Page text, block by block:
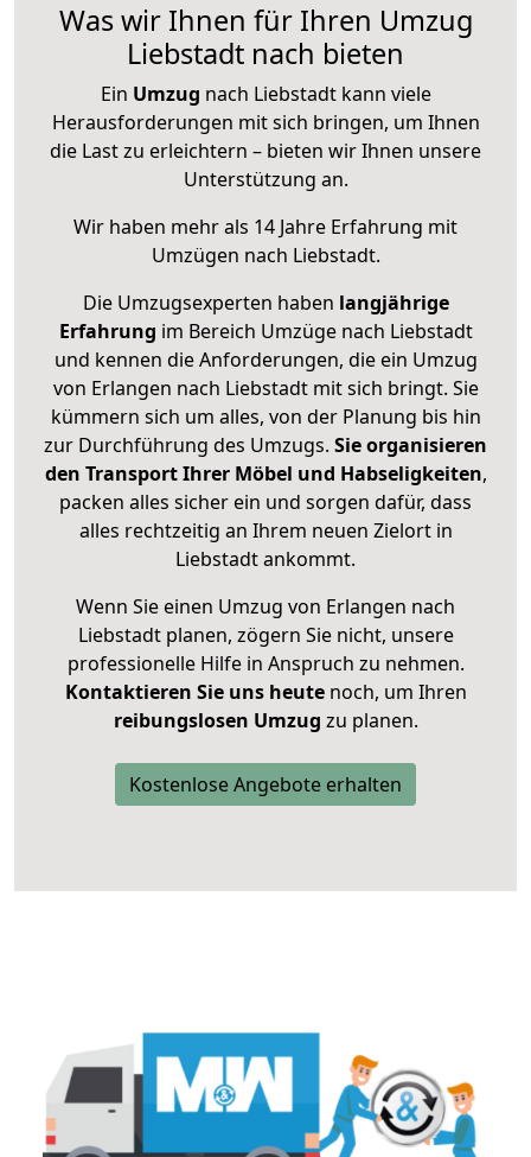
Was wir Ihnen für Ihren Umzug
Liebstadt nach bieten
Ein Umzug nach Liebstadt kann viele
Herausforderungen mit sich bringen, um Ihnen
die Last zu erleichtern – bieten wir Ihnen unsere
Unterstützung an.
Wir haben mehr als 14 Jahre Erfahrung mit
Umzügen nach Liebstadt.
Die Umzugsexperten haben langjährige
Erfahrung im Bereich Umzüge nach Liebstadt
und kennen die Anforderungen, die ein Umzug
von Erlangen nach Liebstadt mit sich bringt. Sie
kümmern sich um alles, von der Planung bis hin
zur Durchführung des Umzugs. Sie organisieren
den Transport Ihrer Möbel und Habseligkeiten,
packen alles sicher ein und sorgen dafür, dass
alles rechtzeitig an Ihrem neuen Zielort in
Liebstadt ankommt.
Wenn Sie einen Umzug von Erlangen nach
Liebstadt planen, zögern Sie nicht, unsere
professionelle Hilfe in Anspruch zu nehmen.
Kontaktieren Sie uns heutenoch, um Ihren
reibungslosen Umzug zu planen.
Kostenlose Angebote erhalten